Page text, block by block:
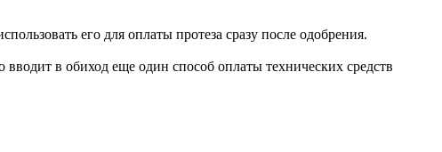
его для оплаты протеза сразу после одобрения.
в обиход еще один способ оплаты технических средств